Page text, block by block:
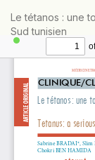
aux
informations
l'article
Le tétanos : une
Sud tunisien